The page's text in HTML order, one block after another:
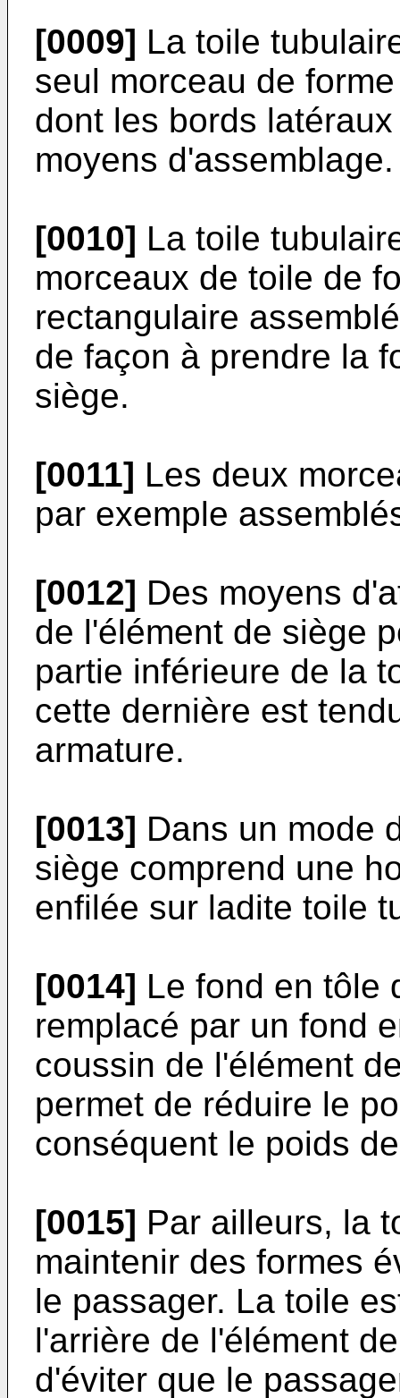
[0009] La toile
seul morceau de
dont les bords
moyens d'assemblage.
[0010] La toile
morceaux de toile de
rectangulaire
de façon à prendre la
siège.
[0011] Les deux
par exemple
[0012] Des moyens
de l'élément de siège
partie inférieure de la
cette dernière est
armature.
[0013] Dans un mode
siège comprend une
enfilée sur ladite toile
[0014] Le fond en tôle
remplacé par un fond
coussin de l'élément
permet de réduire le
conséquent le poids
[0015] Par ailleurs, la
maintenir des formes
le passager. La toile
l'arrière de l'élément
d'éviter que le